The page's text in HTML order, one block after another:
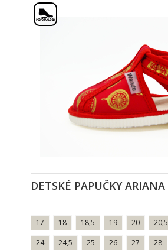
DETSKÉ PAPUČKY ARIANA
17 18 18,5 19 20 20,5
24
24,5 25 26 27 28